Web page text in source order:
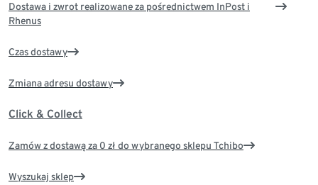
Dostawa i zwrot realizowane za pośrednictwem InPost i
Rhenus
Czas dostawy
Zmiana adresu dostawy
Click & Collect
Zamów z dostawą za 0 zł do wybranego sklepu Tchibo
Wyszukaj sklep